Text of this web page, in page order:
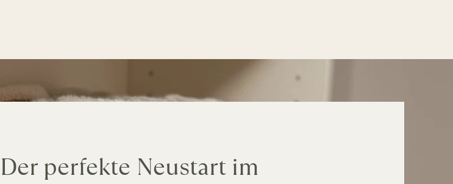
Der perfekte Neustart im